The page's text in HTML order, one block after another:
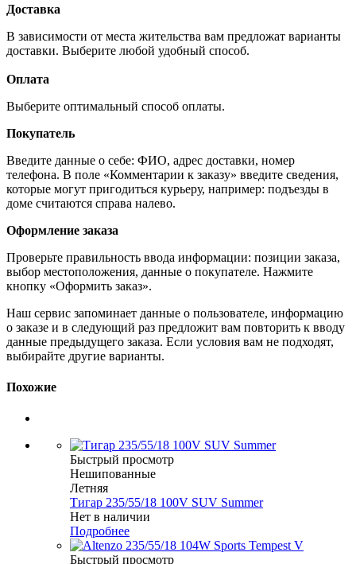
Доставка
В зависимости от места жительства вам предложат варианты
доставки. Выберите любой удобный способ.
Оплата
Выберите оптимальный способ оплаты.
Покупатель
Введите данные о себе: ФИО, адрес доставки, номер
телефона. В поле «Комментарии к заказу» введите сведения,
которые могут пригодиться курьеру, например: подъезды в
доме считаются справа налево.
Оформление заказа
Проверьте правильность ввода информации: позиции заказа,
выбор местоположения, данные о покупателе. Нажмите
кнопку «Оформить заказ».
Наш сервис запоминает данные о пользователе, информацию
о заказе и в следующий раз предложит вам повторить к вводу
данные предыдущего заказа. Если условия вам не подходят,
выбирайте другие варианты.
Похожие
Быстрый просмотр
Нешипованные
Летняя
Тигар 235/55/18 100V SUV Summer
Нет в наличии
Подробнее
Быстрый просмотр